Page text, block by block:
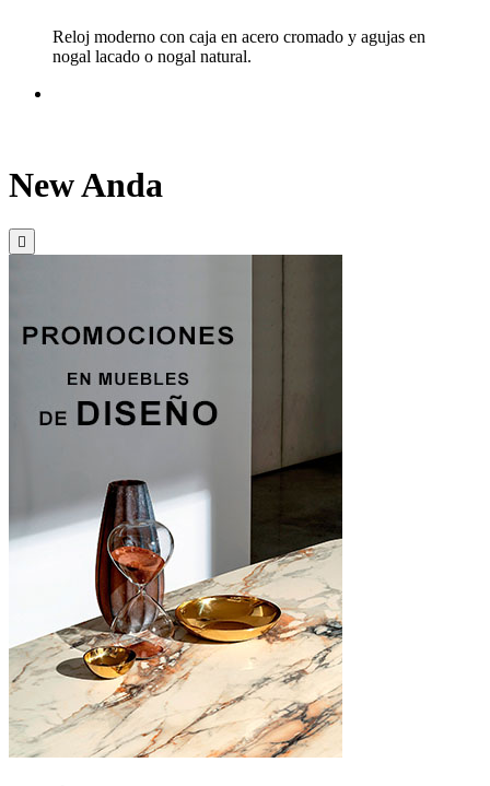
Reloj moderno con caja en acero cromado y agujas en
nogal lacado o nogal natural.
New Anda
